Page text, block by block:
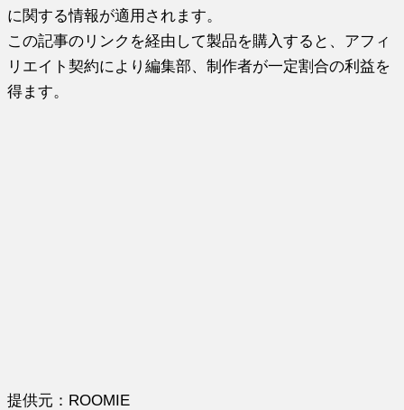
に関する情報が適用されます。
この記事のリンクを経由して製品を購入すると、アフィ
リエイト契約により編集部、制作者が一定割合の利益を
得ます。
提供元：ROOMIE